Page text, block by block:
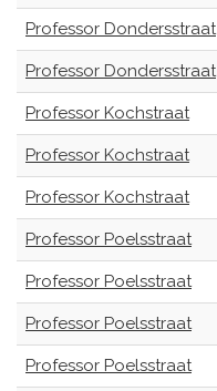
Professor Dondersstraat
Professor Dondersstraat
Professor Kochstraat
Professor Kochstraat
Professor Kochstraat
Professor Poelsstraat
Professor Poelsstraat
Professor Poelsstraat
Professor Poelsstraat